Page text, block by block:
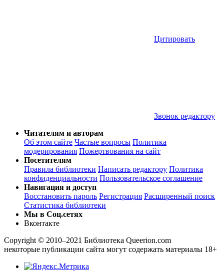
Цитировать
Звонок редактору
Читателям и авторам
Об этом сайте Частые вопросы Политика
модерирования Пожертвования на сайт
Посетителям
Правила библиотеки Написать редактору Политика
конфиденциальности Пользовательское соглашение
Навигация и доступ
Восстановить пароль Регистрация Расширенный поиск
Статистика библиотеки
Мы в Соц.сетях
Вконтакте
Copyright © 2010–2021 Библиотека Queerion.com
некоторые публикации сайта могут содержать материалы 18+